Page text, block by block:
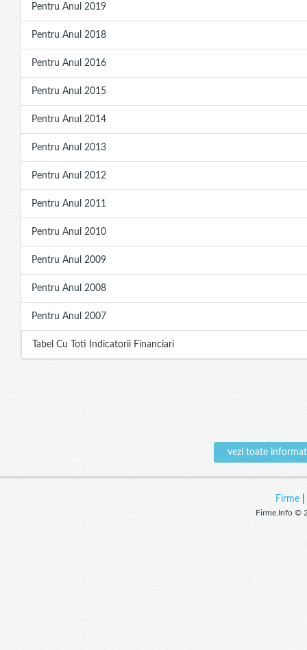
Pentru Anul 2019
Pentru Anul 2018
Pentru Anul 2016
Pentru Anul 2015
Pentru Anul 2014
Pentru Anul 2013
Pentru Anul 2012
Pentru Anul 2011
Pentru Anul 2010
Pentru Anul 2009
Pentru Anul 2008
Pentru Anul 2007
Tabel Cu Toti Indicatorii Financiari
vezi toate
Firme|
Firme.Info ©